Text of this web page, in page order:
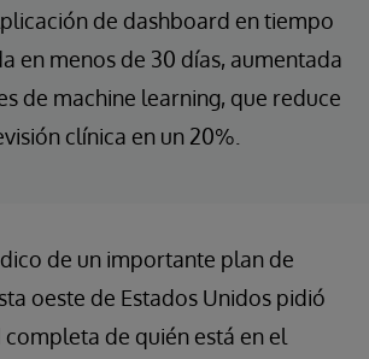
de dashboard en tiempo
en menos de 30 días, aumentada
de machine learning, que reduce
clínica en un 20%.
de un importante plan de
oeste de Estados Unidos pidió
de quién está en el